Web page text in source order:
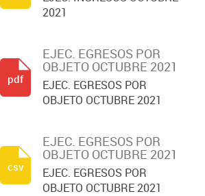
2021
EJEC. EGRESOS POR
OBJETO OCTUBRE 2021
EJEC. EGRESOS POR
OBJETO OCTUBRE 2021
pdf
EJEC. EGRESOS POR
OBJETO OCTUBRE 2021
EJEC. EGRESOS POR
OBJETO OCTUBRE 2021
csv